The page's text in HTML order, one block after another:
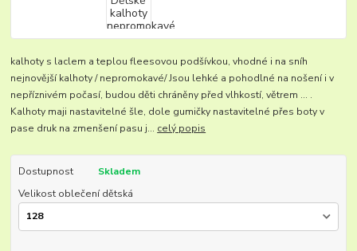
kalhoty s laclem a teplou fleesovou podšívkou, vhodné i na sníh
nejnovější kalhoty / nepromokavé/ Jsou lehké a pohodlné na nošení i v
nepříznivém počasí, budou děti chráněny před vlhkostí, větrem ... .
Kalhoty maji nastavitelné šle, dole gumičky nastavitelné přes boty v
pase druk na zmenšení pasu j... celý popis
Dostupnost
Skladem
Velikost oblečení dětská